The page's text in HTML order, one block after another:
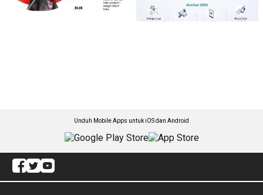
Unduh Mobile Apps untuk iOS dan Android